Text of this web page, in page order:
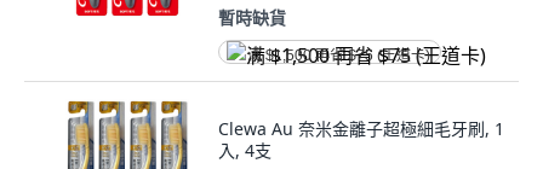
暫時缺貨
满 $1,500 再省 $75 (王道卡)
Clewa Au 奈米金離子超極細毛牙刷, 1
入, 4支